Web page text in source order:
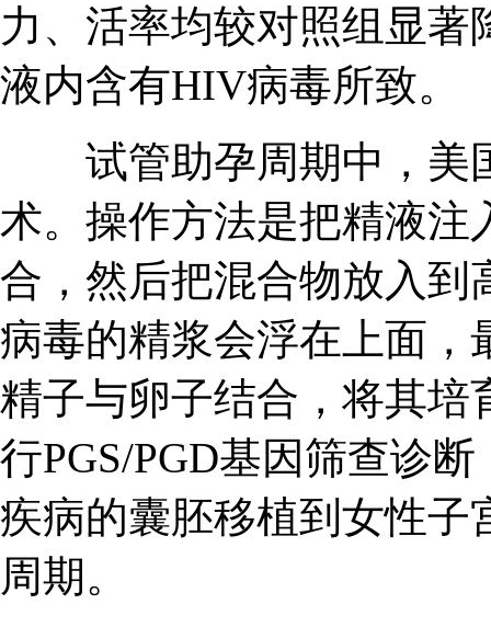
力、活率均较对照组显
液内含有HIV病毒所致。
试管助孕周期中，美
术。操作方法是把精液注
合，然后把混合物放入
病毒的精浆会浮在上面，
精子与卵子结合，将其培
行PGS/PGD基因筛查诊
疾病的囊胚移植到女性子
周期。